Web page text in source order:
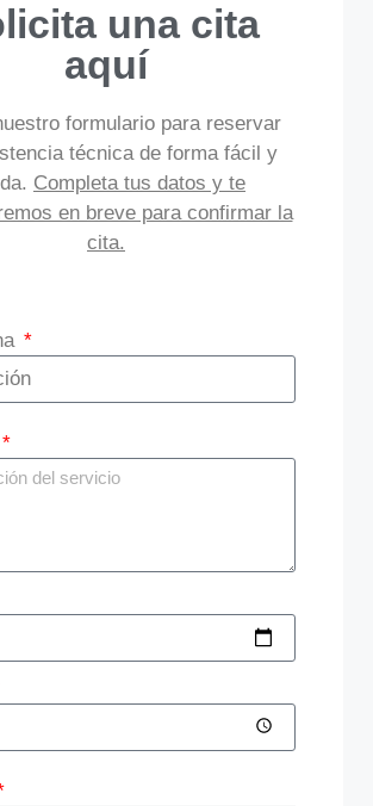
una cita
aquí
formulario para reservar
técnica de forma fácil y
Completa tus datos y te
en breve para confirmar la
cita.